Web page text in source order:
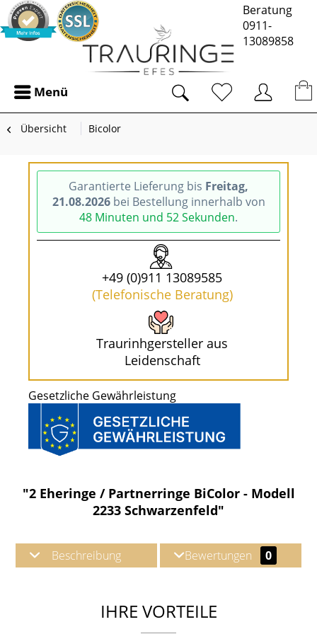
Beratung
0911-
13089858
Menü
Übersicht Bicolor
Garantierte Lieferung bis Freitag,
21.08.2026bei Bestellung innerhalb von
48 Minuten und 52 Sekunden.
+49 (0)911 13089585
(Telefonische Beratung)
Traurinhgersteller aus
Leidenschaft
Gesetzliche Gewährleistung
"2 Eheringe / Partnerringe BiColor - Modell
2233 Schwarzenfeld"
Beschreibung Bewertungen 0
IHRE VORTEILE